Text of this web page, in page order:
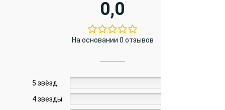
0,0
На основании 0 отзывов
5 звёзд
4 звезды